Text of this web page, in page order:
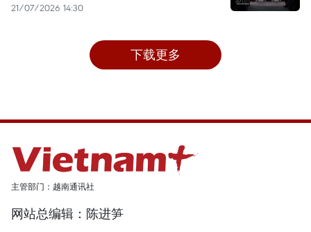
21/07/2026 14:30
下载更多
主管部门：越南通讯社
网站总编辑：陈进笋